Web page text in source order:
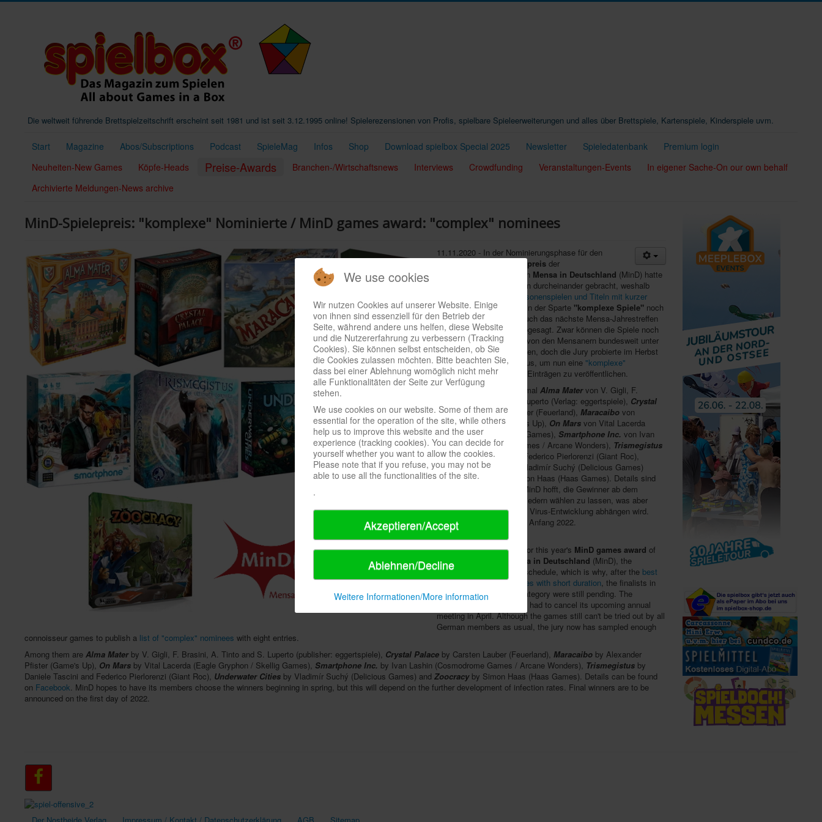
Die weltweit führende Brettspielzeitschrift erscheint seit 1981 und ist seit 3.12.1995 online! Spielerezensionen von Profis, spielbare Spieleerweiterungen und alles über Brettspiele, Kartenspiele, Kinderspiele uvm.
Start Magazine Abos/Subscriptions Podcast SpieleMag Infos Shop Download spielbox Special 2025 Newsletter Spieledatenbank
Premium login
Neuheiten-New Games
Köpfe-Heads Preise-Awards Branchen-/Wirtschaftsnews Interviews Crowdfunding Veranstaltungen-Events
In eigener Sache-On our own behalf
Archivierte Meldungen-News archive
MinD-Spielepreis: "komplexe" Nominierte / MinD games award: "complex" nominees
11.11.2020 - In der Nominierungsphase für den
MinD-Spielepreis der
Hochbegabtenorganisation Mensa in Deutschland (MinD) hatte
die Pandemie den Zeitplan durcheinander gebracht, weshalb
besten Zweipersonenspielen und Titeln mit kurzer
Spieldauer die Finalisten in der Sparte "komplexe Spiele" noch
auf sich warten ließen. Auch das nächste Mensa-Jahrestreffen
im April wurde kürzlich abgesagt. Zwar können die Spiele noch
immer nicht wie gewohnt von den Mensanern bundesweit unter
die Lupe genommen werden, doch die Jury probierte im Herbst
genügend Kennerspiele aus, um nun eine "komplexe"
Nominiertenlistemit acht Einträgen zu veröffentlichen.
Darunter finden sich diesmal Alma Matervon V. Gigli, F.
Brasini, A. Tinto und S. Luperto (Verlag: eggertspiele), Crystal
Palace von Carsten Lauber (Feuerland), Maracaibo von
Alexander Pfister (Game's Up), On Mars von Vital Lacerda
(Eagle Gryphon / Skellig Games), Smartphone Inc. von Ivan
Lashin (Cosmodrome Games / Arcane Wonders), Trismegistus
von Daniele Tascini und Federico Pierlorenzi (Giant Roc),
Underwater Cities
von Vladimír Suchý (Delicious Games)
sowieZoocracy
von Simon Haas (Haas Games). Details sind
zu lesen. MinD hofft, die Gewinner ab dem
Frühjahr von seinen Mitgliedern wählen zu lassen, was aber
natürlich von der weiteren Virus-Entwicklung abhängen wird.
Küren will man die Sieger Anfang 2022.
_____
In the nomination phase for this year's MinD games award of
the high IQ society
Mensa in Deutschland (MinD), the
pandemic had upset the schedule, which is why, after the best
two-player games and titles with short duration, the finalists in
the"complex games"
category were still pending. The
organisation recently also had to cancel its upcoming annual
meeting in April. Although the games still can't be tried out by all
German members as usual, the jury now has sampled enough
connoisseur games to publish a list of "complex" nominees with eight entries.
Among them are Alma Materby V. Gigli, F. Brasini, A. Tinto and S. Luperto (publisher: eggertspiele), Crystal Palace by Carsten Lauber (Feuerland), Maracaibo by Alexander
Pfister (Game's Up), On Mars by Vital Lacerda (Eagle Gryphon / Skellig Games), Smartphone Inc. by Ivan Lashin (Cosmodrome Games / Arcane Wonders), Trismegistus by
Daniele Tascini and Federico Pierlorenzi (Giant Roc), Underwater Cities by Vladimír Suchý (Delicious Games) and Zoocracy by Simon Haas (Haas Games). Details can be found
on Facebook. MinD hopes to have its members choose the winners beginning in spring, but this will depend on the further development of infection rates. Final winners are to be
announced on the first day of 2022.
Der Nostheide Verlag Impressum / Kontakt / Datenschutzerklärung AGB Sitemap
We use cookies
Wir nutzen Cookies auf unserer Website. Einige
von ihnen sind essenziell für den Betrieb der
Seite, während andere uns helfen, diese Website
und die Nutzererfahrung zu verbessern (Tracking
Cookies). Sie können selbst entscheiden, ob Sie
die Cookies zulassen möchten. Bitte beachten Sie,
dass bei einer Ablehnung womöglich nicht mehr
alle Funktionalitäten der Seite zur Verfügung
stehen.
We use cookies on our website. Some of them are
essential for the operation of the site, while others
help us to improve this website and the user
experience (tracking cookies). You can decide for
yourself whether you want to allow the cookies.
Please note that if you refuse, you may not be
able to use all the functionalities of the site.
.
Akzeptieren/Accept
Ablehnen/Decline
Weitere Informationen/More information